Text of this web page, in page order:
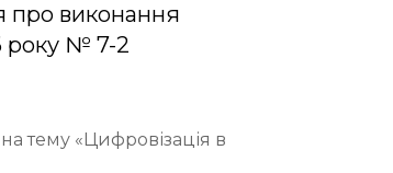
про виконання
року № 7-2
тему «Цифровізація в